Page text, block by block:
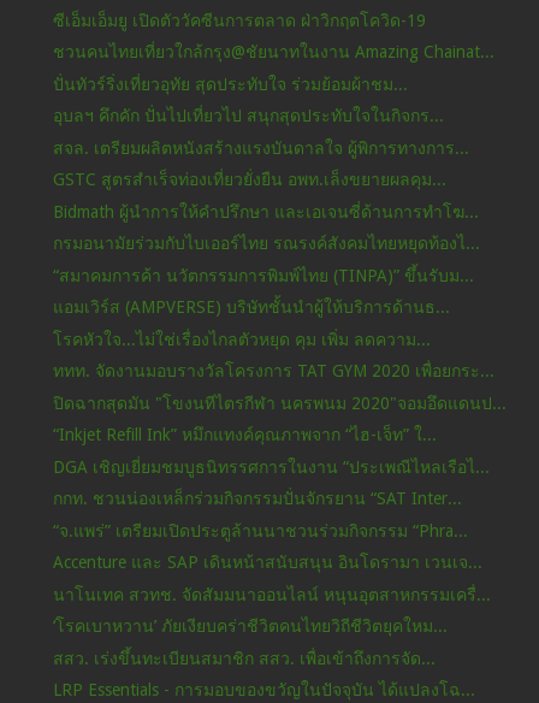
ซีเอ็มเอ็มยู เปิดตัววัคซีนการตลาด ฝ่าวิกฤตโควิด-19
ชวนคนไทยเที่ยวใกล้กรุง@ชัยนาทในงาน Amazing Chainat...
ปั่นทัวร์ริ่งเที่ยวอุทัย สุดประทับใจ ร่วมย้อมผ้าชม...
อุบลฯ คึกคัก ปั่นไปเที่ยวไป สนุกสุดประทับใจในกิจกร...
สจล. เตรียมผลิตหนังสร้างแรงบันดาลใจ ผู้พิการทางการ...
GSTC สูตรสำเร็จท่องเที่ยวยั่งยืน อพท.เล็งขยายผลคุม...
Bidmath ผู้นำการให้คำปรึกษา และเอเจนซี่ด้านการทำโฆ...
กรมอนามัยร่วมกับไบเออร์ไทย รณรงค์สังคมไทยหยุดท้องไ...
“สมาคมการค้า นวัตกรรมการพิมพ์ไทย (TINPA)” ขึ้นรับม...
แอมเวิร์ส (AMPVERSE) บริษัทชั้นนำผู้ให้บริการด้านธ...
โรคหัวใจ...ไม่ใช่เรื่องไกลตัวหยุด คุม เพิ่ม ลดความ...
ททท. จัดงานมอบรางวัลโครงการ TAT GYM 2020 เพื่อยกระ...
ปิดฉากสุดมัน "โขงนทีไตรกีฬา นครพนม 2020"จอมอึดแดนป...
“Inkjet Refill Ink” หมึกแทงค์คุณภาพจาก “ไฮ-เจ็ท” ใ...
DGA เชิญเยี่ยมชมบูธนิทรรศการในงาน “ประเพณีไหลเรือไ...
กกท. ชวนน่องเหล็กร่วมกิจกรรมปั่นจักรยาน “SAT Inter...
“จ.แพร่” เตรียมเปิดประตูล้านนาชวนร่วมกิจกรรม “Phra...
Accenture และ SAP เดินหน้าสนับสนุน อินโดรามา เวนเจ...
นาโนเทค สวทช. จัดสัมมนาออนไลน์ หนุนอุตสาหกรรมเครื่...
‘โรคเบาหวาน’ ภัยเงียบคร่าชีวิตคนไทยวิถีชีวิตยุคใหม...
สสว. เร่งขึ้นทะเบียนสมาชิก สสว. เพื่อเข้าถึงการจัด...
LRP Essentials - การมอบของขวัญในปัจจุบัน ได้แปลงโฉ...